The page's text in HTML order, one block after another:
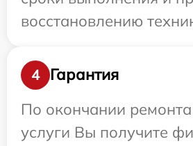
восстановлению
4
Гарантия
По окончании
услуги Вы получите